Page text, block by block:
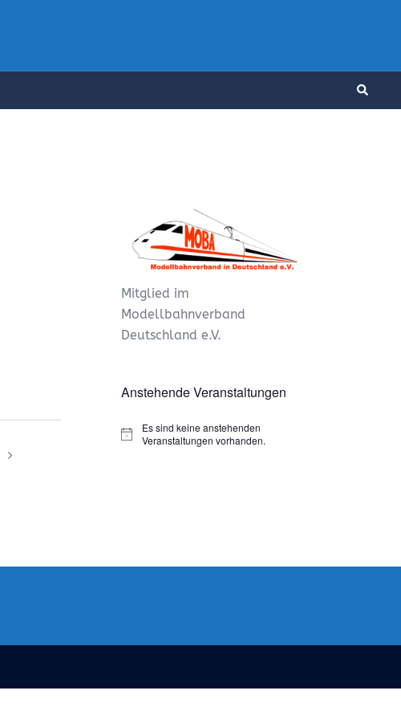
Suche
Mitglied im
Modellbahnverband
Deutschland e.V.
Anstehende Veranstaltungen
Es sind keine anstehenden
Veranstaltungen vorhanden.